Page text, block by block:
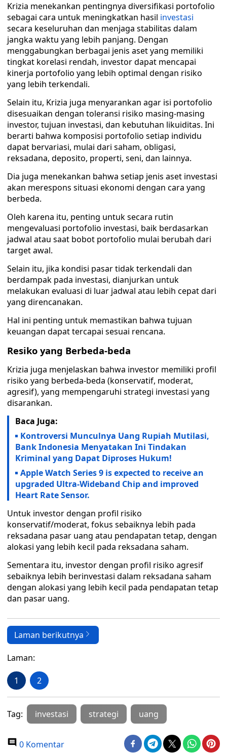
Krizia menekankan pentingnya diversifikasi portofolio
sebagai cara untuk meningkatkan hasil investasi
secara keseluruhan dan menjaga stabilitas dalam
jangka waktu yang lebih panjang. Dengan
menggabungkan berbagai jenis aset yang memiliki
tingkat korelasi rendah, investor dapat mencapai
kinerja portofolio yang lebih optimal dengan risiko
yang lebih terkendali.
Selain itu, Krizia juga menyarankan agar isi portofolio
disesuaikan dengan toleransi risiko masing-masing
investor, tujuan investasi, dan kebutuhan likuiditas. Ini
berarti bahwa komposisi portofolio setiap individu
dapat bervariasi, mulai dari saham, obligasi,
reksadana, deposito, properti, seni, dan lainnya.
Dia juga menekankan bahwa setiap jenis aset investasi
akan merespons situasi ekonomi dengan cara yang
berbeda.
Oleh karena itu, penting untuk secara rutin
mengevaluasi portofolio investasi, baik berdasarkan
jadwal atau saat bobot portofolio mulai berubah dari
target awal.
Selain itu, jika kondisi pasar tidak terkendali dan
berdampak pada investasi, dianjurkan untuk
melakukan evaluasi di luar jadwal atau lebih cepat dari
yang direncanakan.
Hal ini penting untuk memastikan bahwa tujuan
keuangan dapat tercapai sesuai rencana.
Resiko yang Berbeda-beda
Krizia juga menjelaskan bahwa investor memiliki profil
risiko yang berbeda-beda (konservatif, moderat,
agresif), yang mempengaruhi strategi investasi yang
disarankan.
Baca Juga:
Kontroversi Munculnya Uang Rupiah Mutilasi,
Bank Indonesia Menyatakan Ini Tindakan
Kriminal yang Dapat Diproses Hukum!
Apple Watch Series 9 is expected to receive an
upgraded Ultra-Wideband Chip and improved
Heart Rate Sensor.
Untuk investor dengan profil risiko
konservatif/moderat, fokus sebaiknya lebih pada
reksadana pasar uang atau pendapatan tetap, dengan
alokasi yang lebih kecil pada reksadana saham.
Sementara itu, investor dengan profil risiko agresif
sebaiknya lebih berinvestasi dalam reksadana saham
dengan alokasi yang lebih kecil pada pendapatan tetap
dan pasar uang.
Laman berikutnya
Laman:
1 2
Tag: investasi strategi uang
0 Komentar